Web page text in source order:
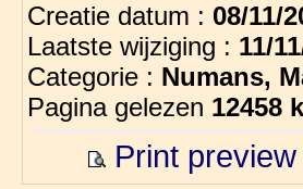
Creatie datum : 08/11/
Laatste wijziging : 11/
Categorie : Numans,
Pagina gelezen 12458
Print preview